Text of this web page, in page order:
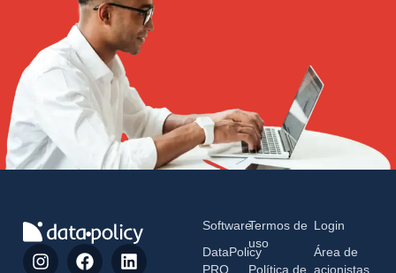
Software
DataPolicy
PRO
Termos de
uso
Política de
Login
Área de
acionistas